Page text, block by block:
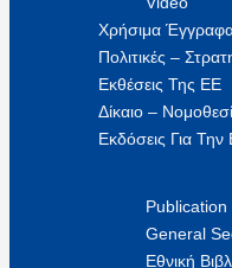
Χρήσιμα
Πολιτικές –
Εκθέσεις Της ΕΕ
Δίκαιο –
Εκδόσεις Για Την
General
Εθνική